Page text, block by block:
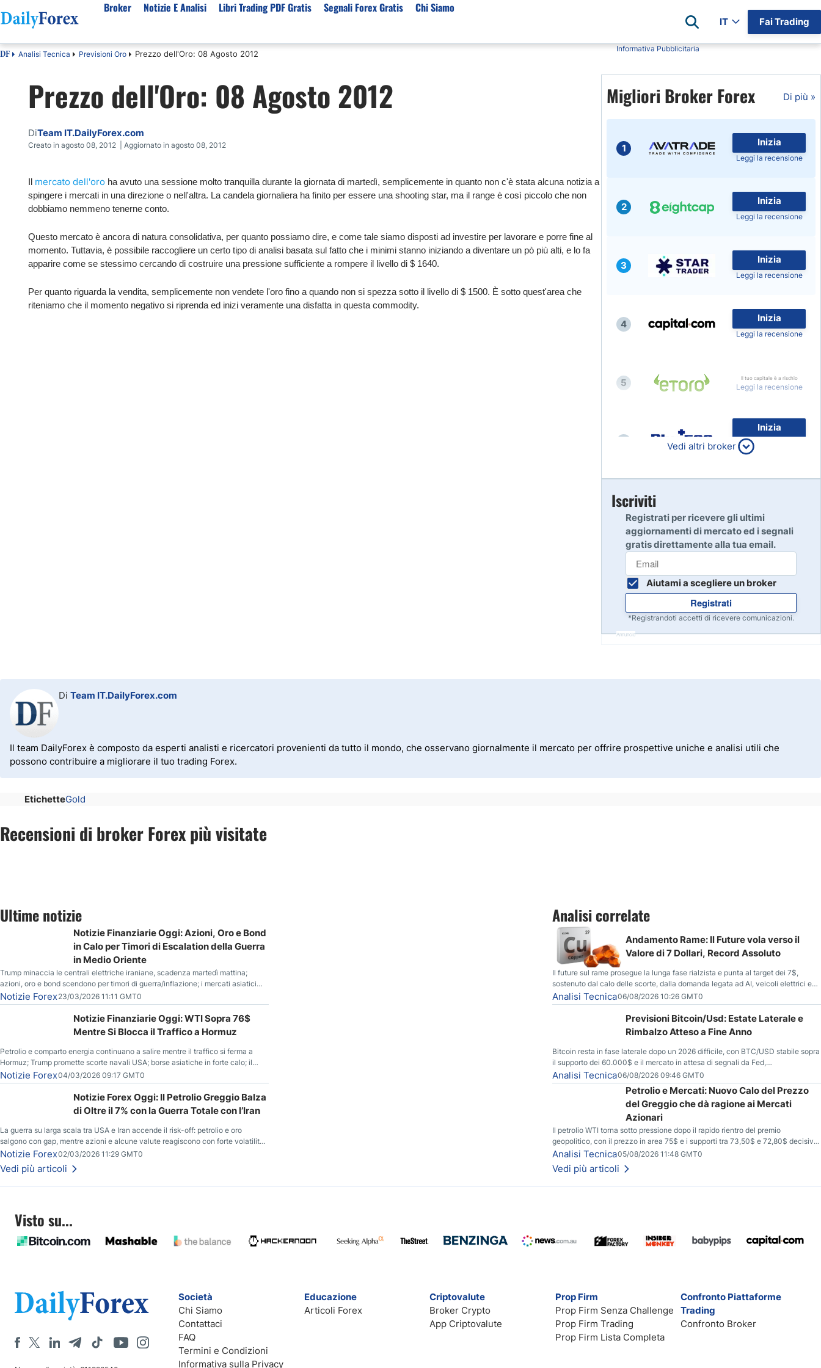
Broker
Bot Trading Automatico
Trading Bonus Senza Deposito
Consob Lista Broker Autorizzati
Broker No Esma
Broker con Spread 0
App di trading
Migliori Broker Forex
Broker con Leva Alta
Migliori Broker CFD
Trading Senza Commissioni
Broker Forex per Principianti
Ava Trade Recensioni
Capital.com Recensioni
Broker per Categoria
Notizie E Analisi
Quotazione EUR USD Real Time
Previsioni S&P500 Oggi
Previsioni Nasdaq 100 Oggi
Previsione Quotazione XAUUSD Oro
Tutte le Valute Disponibili
Tutte le Materie Prime Disponibili
Libri Trading PDF Gratis Segnali Forex Gratis Chi Siamo
Chi Siamo
Politica editoriale
Come Guadagniamo Soldi
La Nostra Metodologia
Perché Fidarsi di Noi
Fai Trading
IT
DF Analisi Tecnica Previsioni Oro Prezzo dell'Oro: 08 Agosto 2012
Informativa Pubblicitaria
Prezzo dell'Oro: 08 Agosto 2012
DiTeam IT.DailyForex.com
Creato in agosto 08, 2012 | Aggiornato in agosto 08, 2012
Il mercato dell'oroha avuto una sessione molto tranquilla durante la giornata di martedì, semplicemente in quanto non c'è stata alcuna notizia a
spingere i mercati in una direzione o nell'altra. La candela giornaliera ha finito per essere una shooting star, ma il range è così piccolo che non
dobbiamo nemmeno tenerne conto.
Questo mercato è ancora di natura consolidativa, per quanto possiamo dire, e come tale siamo disposti ad investire per lavorare e porre fine al
momento. Tuttavia, è possibile raccogliere un certo tipo di analisi basata sul fatto che i minimi stanno iniziando a diventare un pò più alti, e lo fa
apparire come se stessimo cercando di costruire una pressione sufficiente a rompere il livello di $ 1640.
Per quanto riguarda la vendita, semplicemente non vendete l'oro fino a quando non si spezza sotto il livello di $ 1500. È sotto quest'area che
riteniamo che il momento negativo si riprenda ed inizi veramente una disfatta in questa commodity.
Migliori Broker Forex Di più »
1
Inizia
Leggi la recensione
2
Inizia
Leggi la recensione
3
Inizia
Leggi la recensione
4
Inizia
Leggi la recensione
5 Il tuo capitale è a rischio
Leggi la recensione
Inizia
80% dei conti al dettaglio di
CFD perdono denaro
7
Inizia
Inizia
Vedi altri broker
Iscriviti
Registrati per ricevere gli ultimi
aggiornamenti di mercato ed i segnali
gratis direttamente alla tua email.
Aiutami a scegliere un broker
Registrati
*Registrandoti accetti di ricevere comunicazioni.
Annuncio
Di Team IT.DailyForex.com
Il team DailyForex è composto da esperti analisti e ricercatori provenienti da tutto il mondo, che osservano giornalmente il mercato per offrire prospettive uniche e analisi utili che
possono contribuire a migliorare il tuo trading Forex.
EtichetteGold
Recensioni di broker Forex più visitate
Ultime notizie
Notizie Finanziarie Oggi: Azioni, Oro e Bond
in Calo per Timori di Escalation della Guerra
in Medio Oriente
Trump minaccia le centrali elettriche iraniane, scadenza martedì mattina;
azioni, oro e bond scendono per timori di guerra/inflazione; i mercati asiatici
entrano in correzione; il petrolio greggio resta stabile.
Notizie Forex23/03/2026 11:11 GMT0
Notizie Finanziarie Oggi: WTI Sopra 76$
Mentre Si Blocca il Traffico a Hormuz
Petrolio e comparto energia continuano a salire mentre il traffico si ferma a
Hormuz; Trump promette scorte navali USA; borse asiatiche in forte calo; il
rialzo del gas naturale mette pressione all’euro.
Notizie Forex04/03/2026 09:17 GMT0
Notizie Forex Oggi: Il Petrolio Greggio Balza
di Oltre il 7% con la Guerra Totale con l’Iran
La guerra su larga scala tra USA e Iran accende il risk-off: petrolio e oro
salgono con gap, mentre azioni e alcune valute reagiscono con forte volatilità
e nuovi livelli da monitorare.
Notizie Forex02/03/2026 11:29 GMT0
Vedi più articoli
Analisi correlate
Andamento Rame: Il Future vola verso il
Valore di 7 Dollari, Record Assoluto
Il future sul rame prosegue la lunga fase rialzista e punta al target dei 7$,
sostenuto dal calo delle scorte, dalla domanda legata ad AI, veicoli elettrici e
reti energetiche, e dai timori di deficit produttivo dal 2028.
Analisi Tecnica06/08/2026 10:26 GMT0
Previsioni Bitcoin/Usd: Estate Laterale e
Rimbalzo Atteso a Fine Anno
Bitcoin resta in fase laterale dopo un 2026 difficile, con BTC/USD stabile sopra
il supporto dei 60.000$ e il mercato in attesa di segnali da Fed,
regolamentazione USA ed elezioni di medio termine.
Analisi Tecnica06/08/2026 09:46 GMT0
Petrolio e Mercati: Nuovo Calo del Prezzo
del Greggio che dà ragione ai Mercati
Azionari
Il petrolio WTI torna sotto pressione dopo il rapido rientro del premio
geopolitico, con il prezzo in area 75$ e i supporti tra 73,50$ e 72,80$ decisivi
per capire se il ribasso potrà estendersi verso quota 70$.
Analisi Tecnica05/08/2026 11:48 GMT0
Vedi più articoli
Visto su...
Società
Chi Siamo
Contattaci
FAQ
Termini e Condizioni
Informativa sulla Privacy
Educazione
Articoli Forex
Criptovalute
Broker Crypto
App Criptovalute
Prop Firm
Prop Firm Senza Challenge
Prop Firm Trading
Prop Firm Lista Completa
Confronto Piattaforme
Trading
Confronto Broker